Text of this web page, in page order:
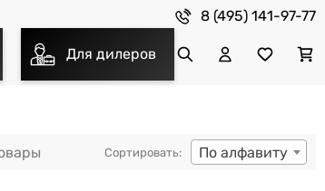
8 (495) 141-97-77
Для дилеров
По алфавиту